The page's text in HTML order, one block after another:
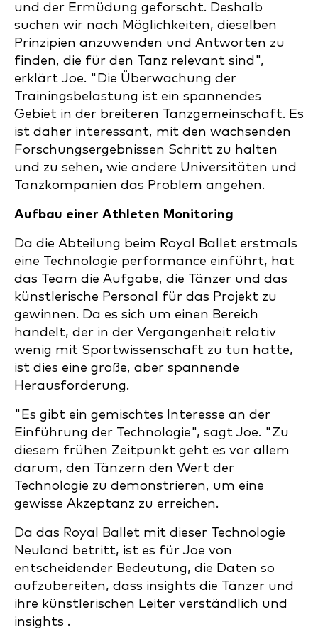
und der Ermüdung geforscht. Deshalb
suchen wir nach Möglichkeiten, dieselben
Prinzipien anzuwenden und Antworten zu
finden, die für den Tanz relevant sind",
erklärt Joe. "Die Überwachung der
Trainingsbelastung ist ein spannendes
Gebiet in der breiteren Tanzgemeinschaft. Es
ist daher interessant, mit den wachsenden
Forschungsergebnissen Schritt zu halten
und zu sehen, wie andere Universitäten und
Tanzkompanien das Problem angehen.
Aufbau einer Athleten Monitoring
Da die Abteilung beim Royal Ballet erstmals
eine Technologie performance einführt, hat
das Team die Aufgabe, die Tänzer und das
künstlerische Personal für das Projekt zu
gewinnen. Da es sich um einen Bereich
handelt, der in der Vergangenheit relativ
wenig mit Sportwissenschaft zu tun hatte,
ist dies eine große, aber spannende
Herausforderung.
"Es gibt ein gemischtes Interesse an der
Einführung der Technologie", sagt Joe. "Zu
diesem frühen Zeitpunkt geht es vor allem
darum, den Tänzern den Wert der
Technologie zu demonstrieren, um eine
gewisse Akzeptanz zu erreichen.
Da das Royal Ballet mit dieser Technologie
Neuland betritt, ist es für Joe von
entscheidender Bedeutung, die Daten so
aufzubereiten, dass insights die Tänzer und
ihre künstlerischen Leiter verständlich und
insights .